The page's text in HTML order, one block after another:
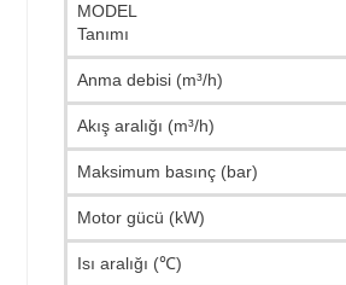
MODEL
Tanımı
Anma debisi (m³/h)
Akış aralığı (m³/h)
Maksimum basınç (bar)
Motor gücü (kW)
Isı aralığı (℃)